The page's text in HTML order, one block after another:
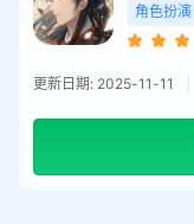
角色扮演
更新日期: 2025-11-11